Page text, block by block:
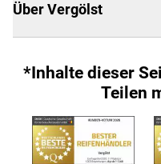
Über Vergölst
*Inhalte dieser
Teilen